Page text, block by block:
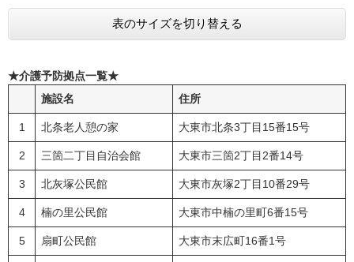
表のサイズを切り替える
★介護予防拠点一覧★
施設名
住所
1 北条老人憩の家 大東市北条3丁目15番15号
2 三箇二丁目自治会館 大東市三箇2丁目2番14号
3 北灰塚公民館 大東市灰塚2丁目10番29号
4 楠の里公民館 大東市中楠の里町6番15号
5 扇町公民館 大東市末広町16番1号